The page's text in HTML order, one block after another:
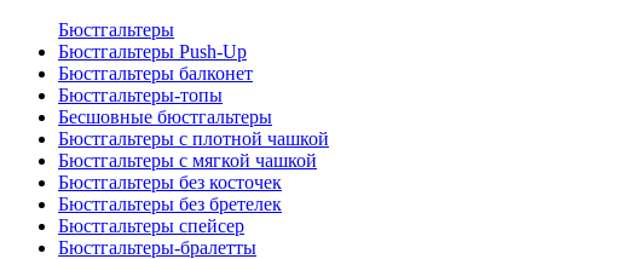
Бюстгальтеры
Бюстгальтеры Push-Up
Бюстгальтеры балконет
Бюстгальтеры-топы
Бесшовные бюстгальтеры
Бюстгальтеры с плотной чашкой
Бюстгальтеры с мягкой чашкой
Бюстгальтеры без косточек
Бюстгальтеры без бретелек
Бюстгальтеры спейсер
Бюстгальтеры-бралетты